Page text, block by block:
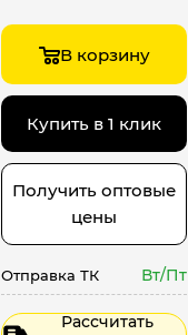
В корзину
Купить в 1 клик
Получить оптовые
цены
Отправка ТК Вт/Пт
Рассчитать